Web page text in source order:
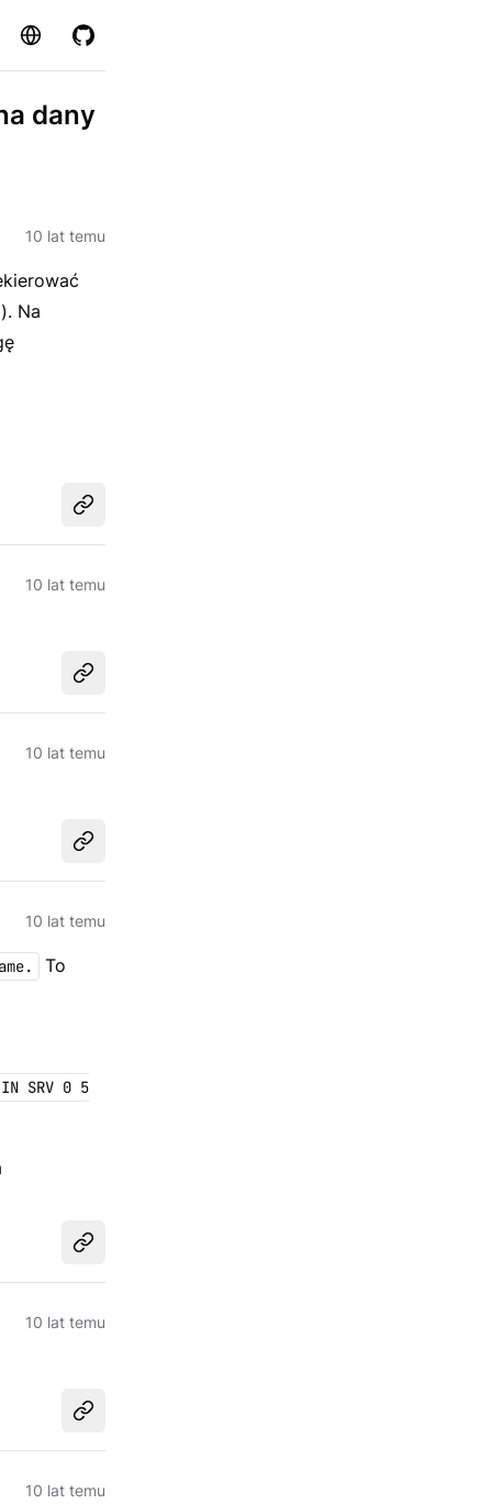
Strona GitHub
dany
10 lat temu
Na
Udostępnij
10 lat temu
Udostępnij
10 lat temu
Udostępnij
10 lat temu
To
SRV 0 5
Udostępnij
10 lat temu
Udostępnij
10 lat temu